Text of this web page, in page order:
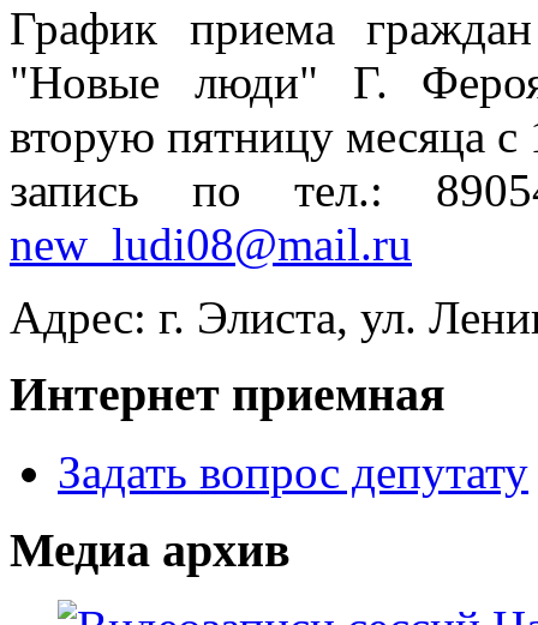
График приема
"Новые люди" Г.
вторую пятницу месяца
запись по тел.:
new_ludi08@mail.ru
Адрес: г. Элиста, ул.
Интернет приемная
Задать вопрос депутату
Медиа архив